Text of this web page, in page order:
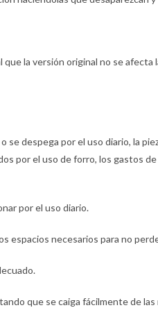
la versión original no se
despega por el uso diario, la
por el uso de forro, los gastos
por el uso diario.
espacios necesarios para no
que se caiga fácilmente de las